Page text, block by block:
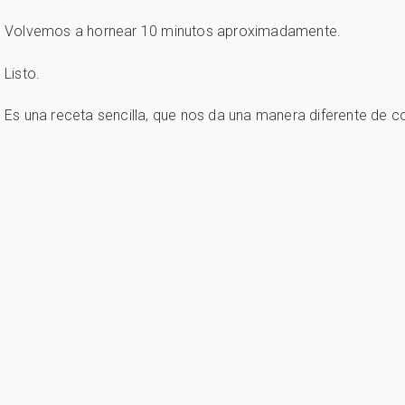
Volvemos a hornear 10 minutos aproximadamente.
Listo.
Es una receta sencilla, que nos da una manera diferente de